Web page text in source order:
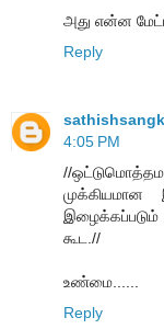
அது என்ன
Reply
4:05 PM
//
முக்கியமான
இழைக்கப்படும்
கூட.//
உண்மை......
Reply